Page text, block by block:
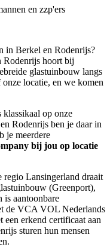
en zzp'ers
in Berkel en Rodenrijs?
hoort bij
glastuinbouw langs
locatie, en we komen
op onze
Rodenrijs ben je daar in
je meerdere
bij jou op locatie
Lansingerland draait
(Greenport),
is aantoonbare
de VCA VOL Nederlands
erkend certificaat aan
sturen hun mensen